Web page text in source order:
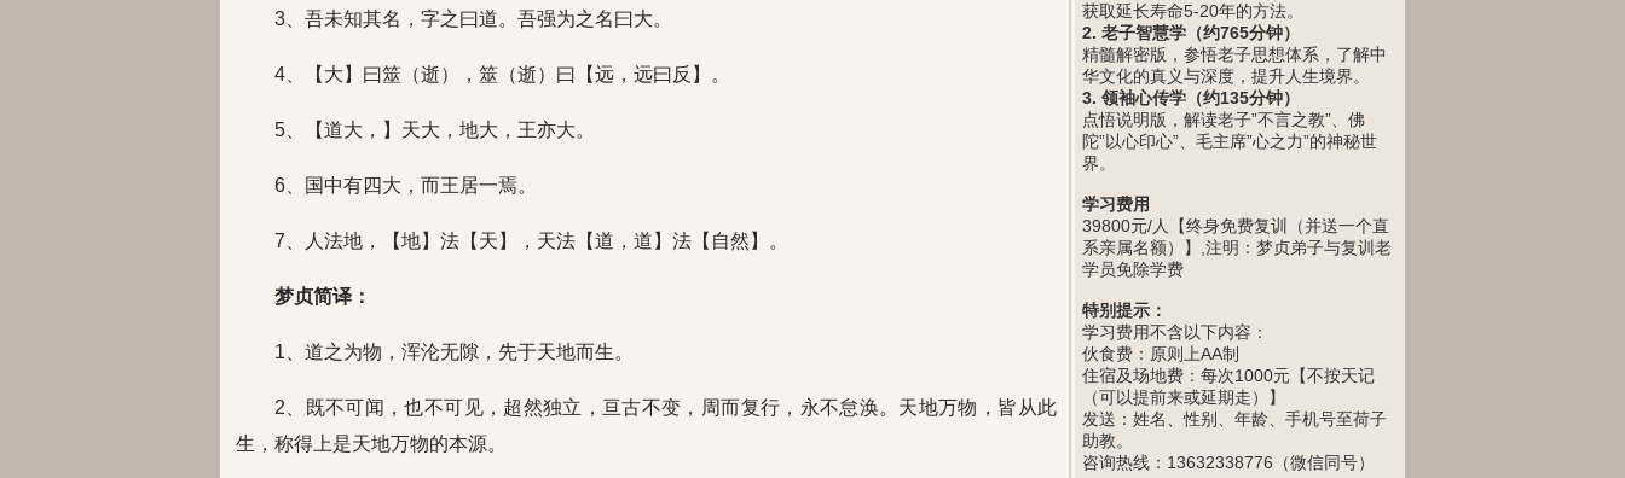
3、吾未知其名，字之曰道。吾强为之名曰大。
4、【大】曰筮（逝），筮（逝）曰【远，远曰反】。
5、【道大，】天大，地大，王亦大。
6、国中有四大，而王居一焉。
7、人法地，【地】法【天】，天法【道，道】法【自然】。
梦贞简译：
1、道之为物，浑沦无隙，先于天地而生。
2、既不可闻，也不可见，超然独立，亘古不变，周而复行，永不怠涣。天地万物，皆从此
生，称得上是天地万物的本源。
获取延长寿命5-20年的方法。
2. 老子智慧学（约765分钟）
精髓解密版，参悟老子思想体系，了解中
华文化的真义与深度，提升人生境界。
3. 领袖心传学（约135分钟）
点悟说明版，解读老子”不言之教”、佛
陀”以心印心”、毛主席”心之力”的神秘世
界。
学习费用
39800元/人【终身免费复训（并送一个直
系亲属名额）】,注明：梦贞弟子与复训老
学员免除学费
特别提示：
学习费用不含以下内容：
伙食费：原则上AA制
住宿及场地费：每次1000元【不按天记
（可以提前来或延期走）】
发送：姓名、性别、年龄、手机号至荷子
助教。
咨询热线：13632338776（微信同号）